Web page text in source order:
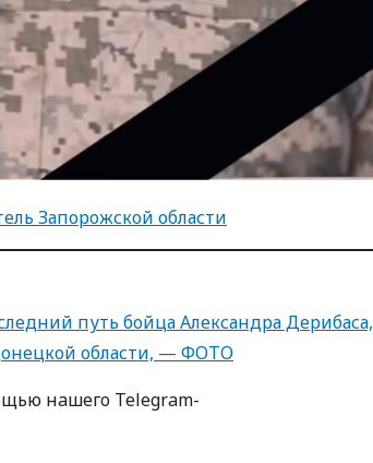
Запорожской области
путь бойца Александра Дерибаса,
области, — ФОТО
нaшегo Telegram-